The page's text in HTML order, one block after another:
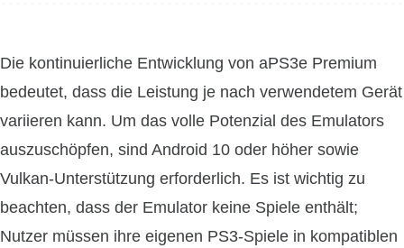
Die kontinuierliche Entwicklung von aPS3e Premium
bedeutet, dass die Leistung je nach verwendetem Gerät
variieren kann. Um das volle Potenzial des Emulators
auszuschöpfen, sind Android 10 oder höher sowie
Vulkan-Unterstützung erforderlich. Es ist wichtig zu
beachten, dass der Emulator keine Spiele enthält;
Nutzer müssen ihre eigenen PS3-Spiele in kompatiblen